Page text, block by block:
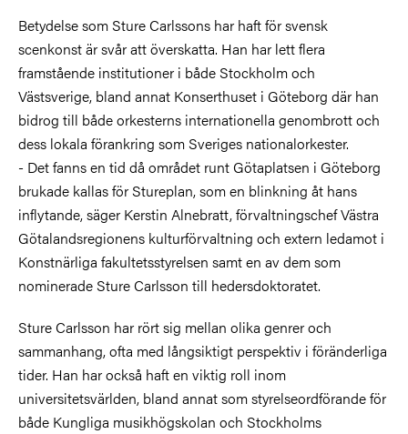
Betydelse som Sture Carlssons har haft för svensk
scenkonst är svår att överskatta. Han har lett flera
framstående institutioner i både Stockholm och
Västsverige, bland annat Konserthuset i Göteborg där han
bidrog till både orkesterns internationella genombrott och
dess lokala förankring som Sveriges nationalorkester.
- Det fanns en tid då området runt Götaplatsen i Göteborg
brukade kallas för Stureplan, som en blinkning åt hans
inflytande, säger Kerstin Alnebratt, förvaltningschef Västra
Götalandsregionens kulturförvaltning och extern ledamot i
Konstnärliga fakultetsstyrelsen samt en av dem som
nominerade Sture Carlsson till hedersdoktoratet.
Sture Carlsson har rört sig mellan olika genrer och
sammanhang, ofta med långsiktigt perspektiv i föränderliga
tider. Han har också haft en viktig roll inom
universitetsvärlden, bland annat som styrelseordförande för
både Kungliga musikhögskolan och Stockholms